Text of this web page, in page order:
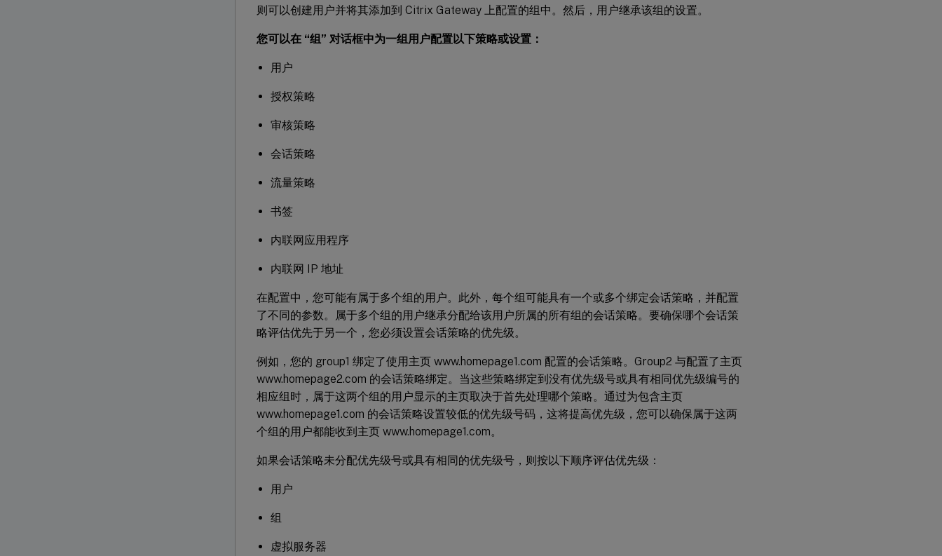
则可以创建用户并将其添加到 Citrix Gateway 上配置的组中。然后，用户继承该组的设置。
您可以在 “组” 对话框中为一组用户配置以下策略或设置：
用户
授权策略
审核策略
会话策略
流量策略
书签
内联网应用程序
内联网 IP 地址
在配置中，您可能有属于多个组的用户。此外，每个组可能具有一个或多个绑定会话策略，并配置
了不同的参数。属于多个组的用户继承分配给该用户所属的所有组的会话策略。要确保哪个会话策
略评估优先于另一个，您必须设置会话策略的优先级。
例如，您的 group1 绑定了使用主页 www.homepage1.com 配置的会话策略。Group2 与配置了主页
www.homepage2.com 的会话策略绑定。当这些策略绑定到没有优先级号或具有相同优先级编号的
相应组时，属于这两个组的用户显示的主页取决于首先处理哪个策略。通过为包含主页
www.homepage1.com 的会话策略设置较低的优先级号码，这将提高优先级，您可以确保属于这两
个组的用户都能收到主页 www.homepage1.com。
如果会话策略未分配优先级号或具有相同的优先级号，则按以下顺序评估优先级：
用户
组
虚拟服务器